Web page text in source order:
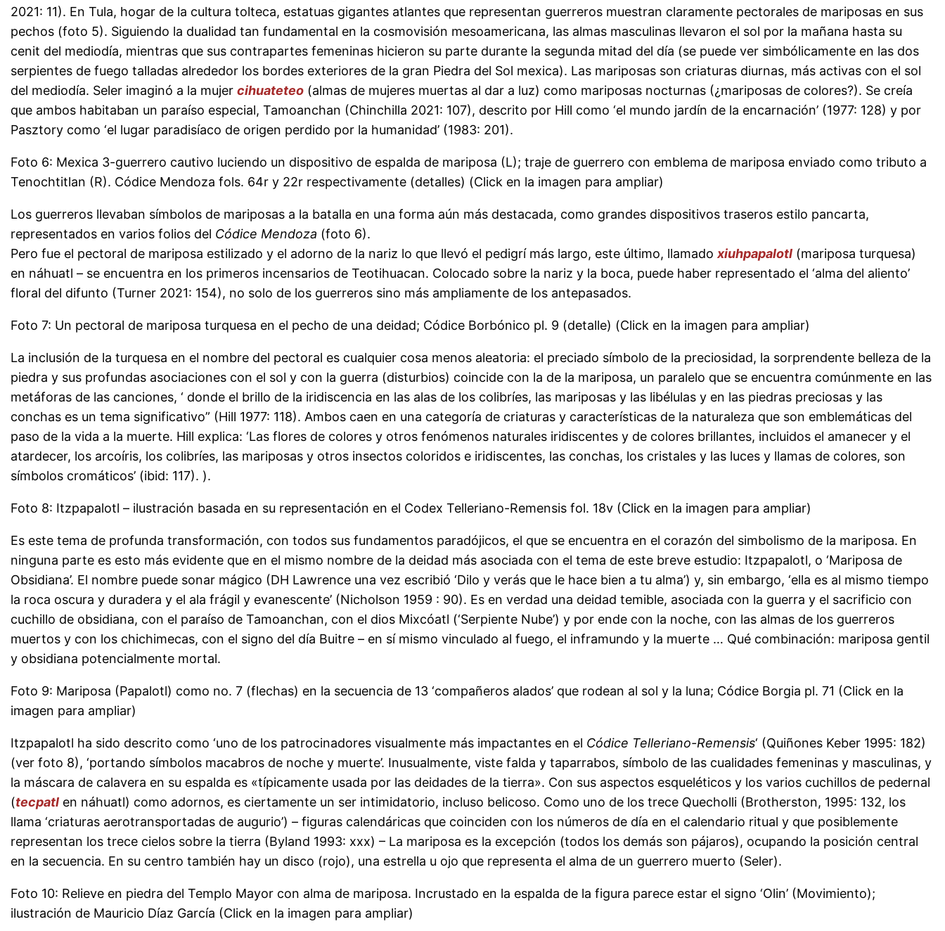
2021: 11). En Tula, hogar de la cultura tolteca, estatuas gigantes atlantes que representan guerreros muestran claramente pectorales de mariposas en sus
pechos (foto 5). Siguiendo la dualidad tan fundamental en la cosmovisión mesoamericana, las almas masculinas llevaron el sol por la mañana hasta su
cenit del mediodía, mientras que sus contrapartes femeninas hicieron su parte durante la segunda mitad del día (se puede ver simbólicamente en las dos
serpientes de fuego talladas alrededor los bordes exteriores de la gran Piedra del Sol mexica). Las mariposas son criaturas diurnas, más activas con el sol
del mediodía. Seler imaginó a la mujercihuateteo (almas de mujeres muertas al dar a luz) como mariposas nocturnas (¿mariposas de colores?). Se creía
que ambos habitaban un paraíso especial, Tamoanchan (Chinchilla 2021: 107), descrito por Hill como ‘el mundo jardín de la encarnación’ (1977: 128) y por
Pasztory como ‘el lugar paradisíaco de origen perdido por la humanidad’ (1983: 201).
Foto 6: Mexica 3-guerrero cautivo luciendo un dispositivo de espalda de mariposa (L); traje de guerrero con emblema de mariposa enviado como tributo a
Tenochtitlan (R). Códice Mendoza fols. 64r y 22r respectivamente (detalles) (Click en la imagen para ampliar)
Los guerreros llevaban símbolos de mariposas a la batalla en una forma aún más destacada, como grandes dispositivos traseros estilo pancarta,
representados en varios folios del Códice Mendoza (foto 6).
Pero fue el pectoral de mariposa estilizado y el adorno de la nariz lo que llevó el pedigrí más largo, este último, llamadoxiuhpapalotl (mariposa turquesa)
en náhuatl – se encuentra en los primeros incensarios de Teotihuacan. Colocado sobre la nariz y la boca, puede haber representado el ‘alma del aliento’
floral del difunto (Turner 2021: 154), no solo de los guerreros sino más ampliamente de los antepasados.
Foto 7: Un pectoral de mariposa turquesa en el pecho de una deidad; Códice Borbónico pl. 9 (detalle) (Click en la imagen para ampliar)
La inclusión de la turquesa en el nombre del pectoral es cualquier cosa menos aleatoria: el preciado símbolo de la preciosidad, la sorprendente belleza de la
piedra y sus profundas asociaciones con el sol y con la guerra (disturbios) coincide con la de la mariposa, un paralelo que se encuentra comúnmente en las
metáforas de las canciones, ‘ donde el brillo de la iridiscencia en las alas de los colibríes, las mariposas y las libélulas y en las piedras preciosas y las
conchas es un tema significativo” (Hill 1977: 118). Ambos caen en una categoría de criaturas y características de la naturaleza que son emblemáticas del
paso de la vida a la muerte. Hill explica: ‘Las flores de colores y otros fenómenos naturales iridiscentes y de colores brillantes, incluidos el amanecer y el
atardecer, los arcoíris, los colibríes, las mariposas y otros insectos coloridos e iridiscentes, las conchas, los cristales y las luces y llamas de colores, son
símbolos cromáticos’ (ibid: 117). ).
Foto 8: Itzpapalotl – ilustración basada en su representación en el Codex Telleriano-Remensis fol. 18v (Click en la imagen para ampliar)
Es este tema de profunda transformación, con todos sus fundamentos paradójicos, el que se encuentra en el corazón del simbolismo de la mariposa. En
ninguna parte es esto más evidente que en el mismo nombre de la deidad más asociada con el tema de este breve estudio: Itzpapalotl, o ‘Mariposa de
Obsidiana’. El nombre puede sonar mágico (DH Lawrence una vez escribió ‘Dilo y verás que le hace bien a tu alma’) y, sin embargo, ‘ella es al mismo tiempo
la roca oscura y duradera y el ala frágil y evanescente’ (Nicholson 1959 : 90). Es en verdad una deidad temible, asociada con la guerra y el sacrificio con
cuchillo de obsidiana, con el paraíso de Tamoanchan, con el dios Mixcóatl (‘Serpiente Nube’) y por ende con la noche, con las almas de los guerreros
muertos y con los chichimecas, con el signo del día Buitre – en sí mismo vinculado al fuego, el inframundo y la muerte … Qué combinación: mariposa gentil
y obsidiana potencialmente mortal.
Foto 9: Mariposa (Papalotl) como no. 7 (flechas) en la secuencia de 13 ‘compañeros alados’ que rodean al sol y la luna; Códice Borgia pl. 71 (Click en la
imagen para ampliar)
Itzpapalotl ha sido descrito como ‘uno de los patrocinadores visualmente más impactantes en el Códice Telleriano-Remensis‘ (Quiñones Keber 1995: 182)
(ver foto 8), ‘portando símbolos macabros de noche y muerte’. Inusualmente, viste falda y taparrabos, símbolo de las cualidades femeninas y masculinas, y
la máscara de calavera en su espalda es «típicamente usada por las deidades de la tierra». Con sus aspectos esqueléticos y los varios cuchillos de pedernal
(tecpatl en náhuatl) como adornos, es ciertamente un ser intimidatorio, incluso belicoso. Como uno de los trece Quecholli (Brotherston, 1995: 132, los
llama ‘criaturas aerotransportadas de augurio’) – figuras calendáricas que coinciden con los números de día en el calendario ritual y que posiblemente
representan los trece cielos sobre la tierra (Byland 1993: xxx) – La mariposa es la excepción (todos los demás son pájaros), ocupando la posición central
en la secuencia. En su centro también hay un disco (rojo), una estrella u ojo que representa el alma de un guerrero muerto (Seler).
Foto 10: Relieve en piedra del Templo Mayor con alma de mariposa. Incrustado en la espalda de la figura parece estar el signo ‘Olin’ (Movimiento);
ilustración de Mauricio Díaz García (Click en la imagen para ampliar)